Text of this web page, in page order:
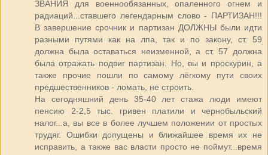
ЗВАНИЯ для военнообязанных, опаленного огнем и
радиаций...ставшего легендарным слово - ПАРТИЗАН!!!
В завершение срочник и партизан ДОЛЖНЫ были идти
разными путями как на лпа, так и по закону, ст. 59
должна была оставаться неизменной, а ст. 57 должна
была отражать подвиг партизан. Но, вы и проскурин, а
также прочие пошли по самому лёгкому пути своих
предшественников - ломать, не строить.
На сегодняшний день 35-40 лет стажа люди имеют
пенсию 2-2,5 тыс. гривен платили и чернобыльский
налог...а, вы все в более лучшем положении от простых
трудяг. Ошибки допущены и ближайшее время их не
исправить, а также вас власти просто не поймут...время